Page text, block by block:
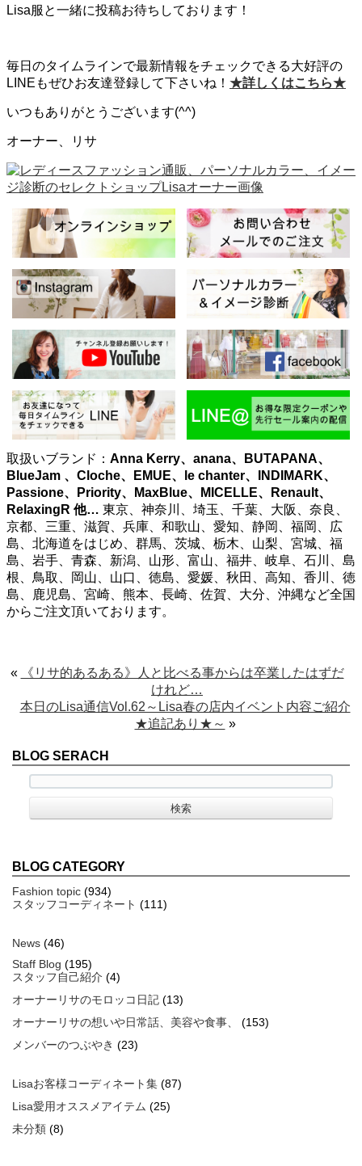
Lisa服と一緒に投稿お待ちしております！
毎日のタイムラインで最新情報をチェックできる大好評の
LINEもぜひお友達登録して下さいね！ ★詳しくはこちら★
いつもありがとうございます(^^)
オーナー、リサ
取扱いブランド： Anna Kerry、anana、BUTAPANA、
BlueJam 、Cloche、EMUE、le chanter、INDIMARK、
Passione、Priority、MaxBlue、MICELLE、Renault、
RelaxingR 他… 東京、神奈川、埼玉、千葉、大阪、奈良、
京都、三重、滋賀、兵庫、和歌山、愛知、静岡、福岡、広
島、北海道をはじめ、群馬、茨城、栃木、山梨、宮城、福
島、岩手、青森、新潟、山形、富山、福井、岐阜、石川、島
根、鳥取、岡山、山口、徳島、愛媛、秋田、高知、香川、徳
島、鹿児島、宮崎、熊本、長崎、佐賀、大分、沖縄など全国
からご注文頂いております。
«
《リサ的あるある》人と比べる事からは卒業したはずだ
けれど…
本日のLisa通信Vol.62～Lisa春の店内イベント内容ご紹介
★追記あり★～ »
BLOG SERACH
BLOG CATEGORY
Fashion topic (934)
スタッフコーディネート (111)
News (46)
Staff Blog (195)
スタッフ自己紹介 (4)
オーナーリサのモロッコ日記 (13)
オーナーリサの想いや日常話、美容や食事、
(153)
メンバーのつぶやき (23)
Lisaお客様コーディネート集 (87)
Lisa愛用オススメアイテム (25)
未分類 (8)